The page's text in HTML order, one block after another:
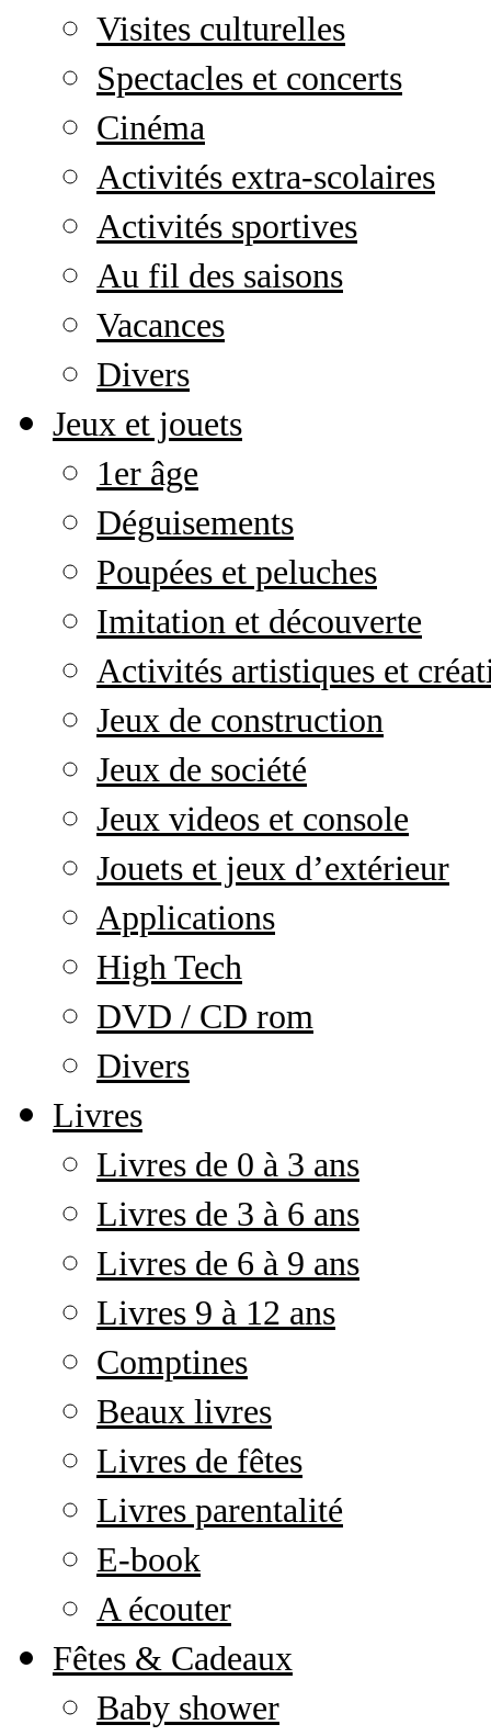
Visites culturelles
Spectacles et concerts
Cinéma
Activités extra-scolaires
Activités sportives
Au fil des saisons
Vacances
Divers
Jeux et jouets
1er âge
Déguisements
Poupées et peluches
Imitation et découverte
Activités artistiques et
Jeux de construction
Jeux de société
Jeux videos et console
Jouets et jeux d’extérieur
Applications
High Tech
DVD / CD rom
Divers
Livres
Livres de 0 à 3 ans
Livres de 3 à 6 ans
Livres de 6 à 9 ans
Livres 9 à 12 ans
Comptines
Beaux livres
Livres de fêtes
Livres parentalité
E-book
A écouter
Fêtes & Cadeaux
Baby shower